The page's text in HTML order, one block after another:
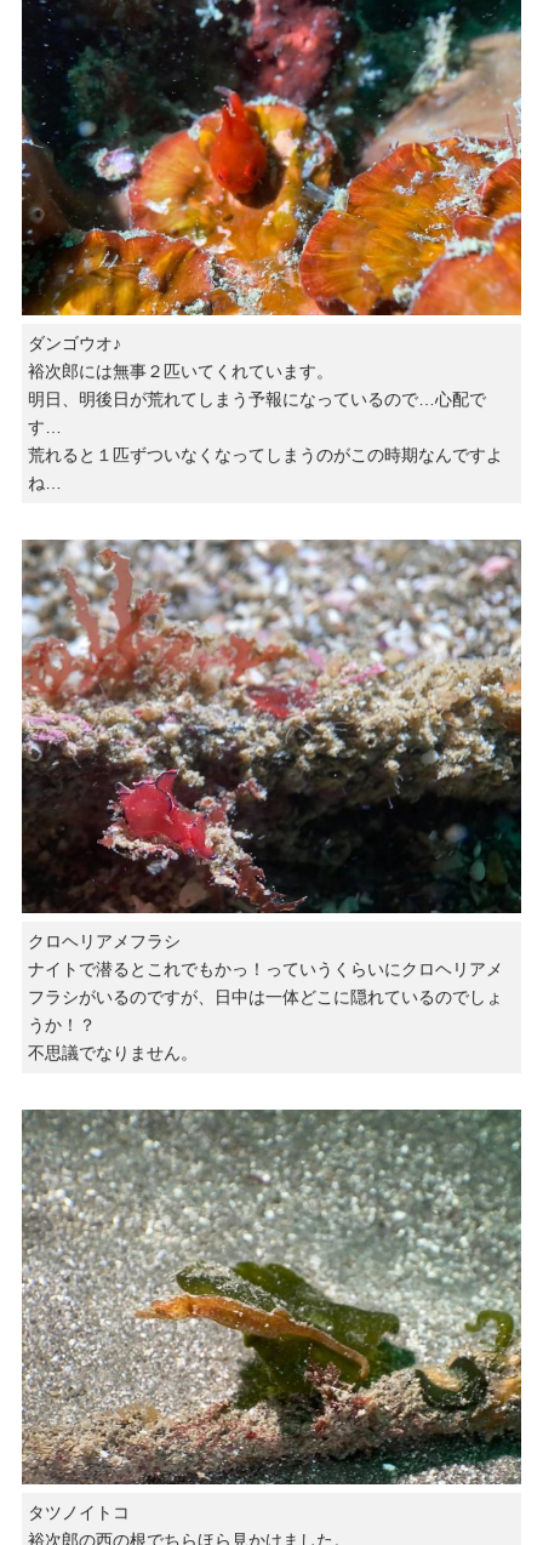
ダンゴウオ♪
裕次郎には無事２匹いてくれています。
明日、明後日が荒れてしまう予報になっているので…心配で
す…
荒れると１匹ずついなくなってしまうのがこの時期なんですよ
ね…
クロヘリアメフラシ
ナイトで潜るとこれでもかっ！っていうくらいにクロヘリアメ
フラシがいるのですが、日中は一体どこに隠れているのでしょ
うか！？
不思議でなりません。
タツノイトコ
裕次郎の西の根でちらほら見かけました。